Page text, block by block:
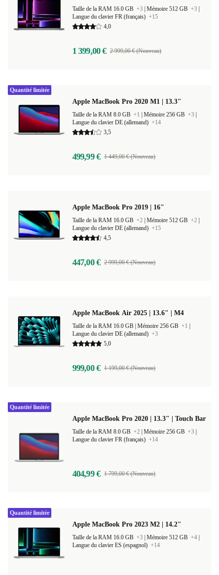
Taille de la RAM 16.0 GB +3 Mémoire 512 GB +3
Langue du clavier FR (français) +15
4,0
1 399,00 € 2 999,00 € (Nouveau)
Apple MacBook Pro 2020 M1 | 13.3"
Taille de la RAM 8.0 GB +1 Mémoire 256 GB +3
Langue du clavier DE (allemand) +14
3,5
499,99 € 1 449,00 € (Nouveau)
Quantité limitée
Apple MacBook Pro 2019 | 16"
Taille de la RAM 16.0 GB +2 Mémoire 512 GB +2
Langue du clavier DE (allemand) +15
4,5
447,00 € 2 999,00 € (Nouveau)
Apple MacBook Air 2025 | 13.6" | M4
Mémoire 256 GB +1
Langue du clavier DE (allemand) +3
5,0
999,00 € 1 199,00 € (Nouveau)
Apple MacBook Pro 2020 | 13.3" | Touch Bar
Taille de la RAM 8.0 GB +2 Mémoire 256 GB +3
Langue du clavier FR (français) +14
404,99 € 1 799,00 € (Nouveau)
Quantité limitée
Apple MacBook Pro 2023 M2 | 14.2"
Taille de la RAM 16.0 GB +3 Mémoire 512 GB +4
Langue du clavier ES (espagnol) +14
Quantité limitée